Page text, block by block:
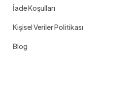
İade Koşulları
Kişisel Veriler Politikası
Blog